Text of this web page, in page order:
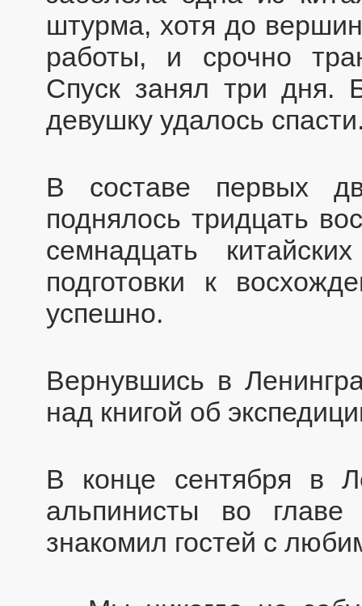
штурма, хотя до
работы, и срочно
Спуск занял три дня.
девушку удалось
В составе первых
поднялось тридцать
семнадцать
подготовки к
успешно.
Вернувшись в
над книгой об
В конце сентября в
альпинисты во
знакомил гостей с